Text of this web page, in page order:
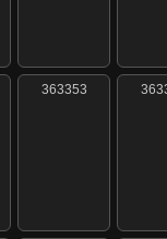
363353